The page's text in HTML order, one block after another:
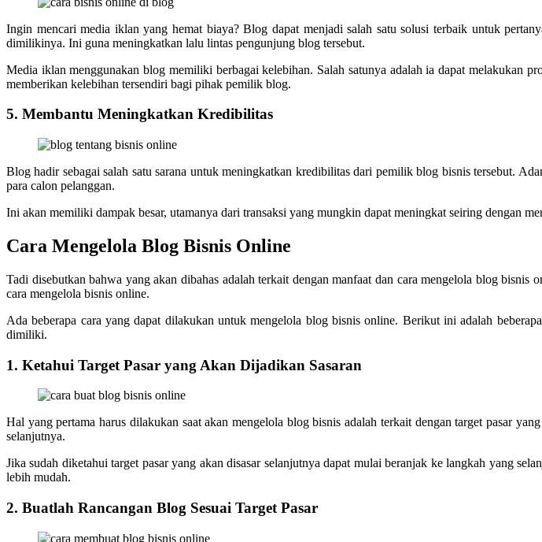
Ingin mencari media iklan yang hemat biaya? Blog dapat menjadi salah satu solusi terbaik untuk
dimilikinya. Ini guna meningkatkan lalu lintas pengunjung blog tersebut.
Media iklan menggunakan blog memiliki berbagai kelebihan. Salah satunya adalah ia dapat melakukan
memberikan kelebihan tersendiri bagi pihak pemilik blog.
5. Membantu Meningkatkan Kredibilitas
Blog hadir sebagai salah satu sarana untuk meningkatkan kredibilitas dari pemilik blog bisnis tersebut.
para calon pelanggan.
Ini akan memiliki dampak besar, utamanya dari transaksi yang mungkin dapat meningkat seiring dengan
Cara Mengelola Blog Bisnis Online
Tadi disebutkan bahwa yang akan dibahas adalah terkait dengan manfaat dan cara mengelola blog
cara mengelola bisnis online.
Ada beberapa cara yang dapat dilakukan untuk mengelola blog bisnis online. Berikut ini adalah
dimiliki.
1. Ketahui Target Pasar yang Akan Dijadikan Sasaran
Hal yang pertama harus dilakukan saat akan mengelola blog bisnis adalah terkait dengan target pasar
selanjutnya.
Jika sudah diketahui target pasar yang akan disasar selanjutnya dapat mulai beranjak ke langkah yang
lebih mudah.
2. Buatlah Rancangan Blog Sesuai Target Pasar